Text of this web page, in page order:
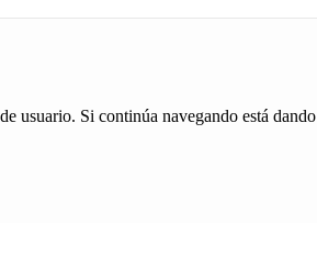
usuario. Si continúa navegando está